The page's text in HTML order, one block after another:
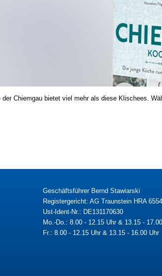
Chiemgau bietet viel mehr als diese Klischees.
Geschäftsführer Bernd Stawiarski
Registergericht: AG Traunstein HRA 6554
Ust-Ident-Nr.: DE131170630
Mo.-Do.: 8.00 - 12.15 Uhr & 13.15 -
Fr.: 8.00 - 12.15 Uhr & 13.15 - 16.00 Uhr